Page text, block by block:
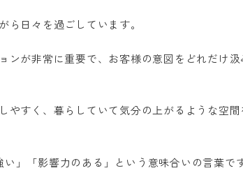
日々を過ごしています。
が非常に重要で、お客様の意図をどれだけ
やすく、暮らしていて気分の上がるような空
」「影響力のある」という意味合いの言葉です